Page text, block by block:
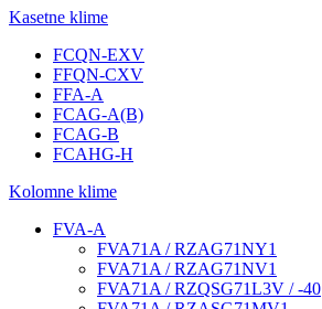
Kasetne klime
FCQN-EXV
FFQN-CXV
FFA-A
FCAG-A(B)
FCAG-B
FCAHG-H
Kolomne klime
FVA-A
FVA71A / RZAG71NY1
FVA71A / RZAG71NV1
FVA71A / RZQSG71L3V / -40